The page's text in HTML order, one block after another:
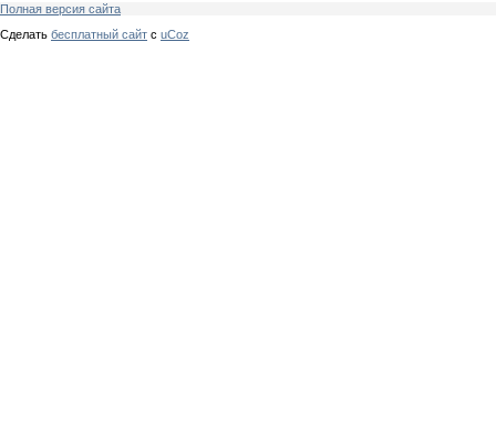
Полная версия сайта
Сделать бесплатный сайт с uCoz